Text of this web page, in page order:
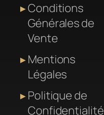
Conditions
Générales de
Vente
Mentions
Légales
Politique de
Confidentialité